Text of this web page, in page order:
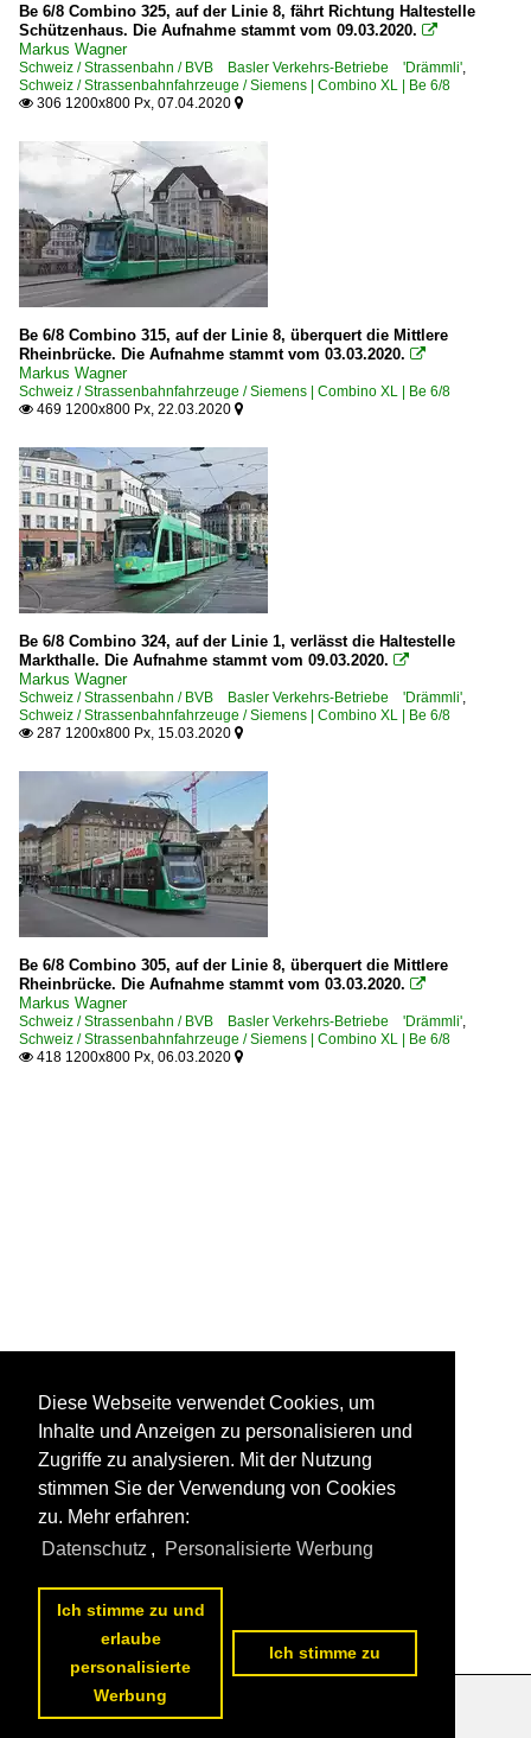
Be 6/8 Combino 325, auf der Linie 8, fährt Richtung Haltestelle
Schützenhaus. Die Aufnahme stammt vom 09.03.2020. 
Markus Wagner
Schweiz / Strassenbahn / BVB Basler Verkehrs-Betriebe 'Drämmli',
Schweiz / Strassenbahnfahrzeuge / Siemens | Combino XL | Be 6/8
 306 1200x800 Px, 07.04.2020 
Be 6/8 Combino 315, auf der Linie 8, überquert die Mittlere
Rheinbrücke. Die Aufnahme stammt vom 03.03.2020. 
Markus Wagner
Schweiz / Strassenbahnfahrzeuge / Siemens | Combino XL | Be 6/8
 469 1200x800 Px, 22.03.2020 
Be 6/8 Combino 324, auf der Linie 1, verlässt die Haltestelle
Markthalle. Die Aufnahme stammt vom 09.03.2020. 
Markus Wagner
Schweiz / Strassenbahn / BVB Basler Verkehrs-Betriebe 'Drämmli',
Schweiz / Strassenbahnfahrzeuge / Siemens | Combino XL | Be 6/8
 287 1200x800 Px, 15.03.2020 
Be 6/8 Combino 305, auf der Linie 8, überquert die Mittlere
Rheinbrücke. Die Aufnahme stammt vom 03.03.2020. 
Markus Wagner
Schweiz / Strassenbahn / BVB Basler Verkehrs-Betriebe 'Drämmli',
Schweiz / Strassenbahnfahrzeuge / Siemens | Combino XL | Be 6/8
 418 1200x800 Px, 06.03.2020 
Datenschutzerklärung
Diese Webseite verwendet Cookies, um
Inhalte und Anzeigen zu personalisieren und
Zugriffe zu analysieren. Mit der Nutzung
stimmen Sie der Verwendung von Cookies
zu. Mehr erfahren:
Datenschutz , Personalisierte Werbung
Ich stimme zu und
erlaube
personalisierte
Werbung
Ich stimme zu